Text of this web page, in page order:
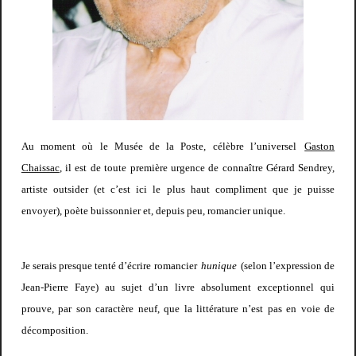
Au moment où le Musée de la Poste, célèbre l’universel
Gaston
Chaissac, il est de toute première urgence de connaître Gérard Sendrey,
artiste outsider (et c’est ici le plus haut compliment que je puisse
envoyer), poète buissonnier et, depuis peu, romancier unique.
Je serais presque tenté d’écrire romancier hunique (selon l’expression de
Jean-Pierre Faye) au sujet d’un livre absolument exceptionnel qui
prouve, par son caractère neuf, que la littérature n’est pas en voie de
décomposition.